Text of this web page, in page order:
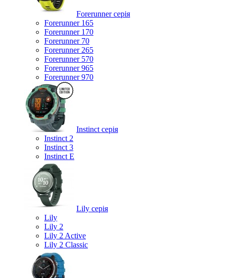
Forerunner серія
Forerunner 165
Forerunner 170
Forerunner 70
Forerunner 265
Forerunner 570
Forerunner 965
Forerunner 970
Instinct серія
Instinct 2
Instinct 3
Instinct E
Lily серія
Lily
Lily 2
Lily 2 Active
Lily 2 Classic